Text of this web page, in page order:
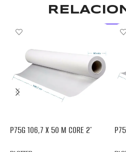
P75G 106,7 X 50 M CORE 2″